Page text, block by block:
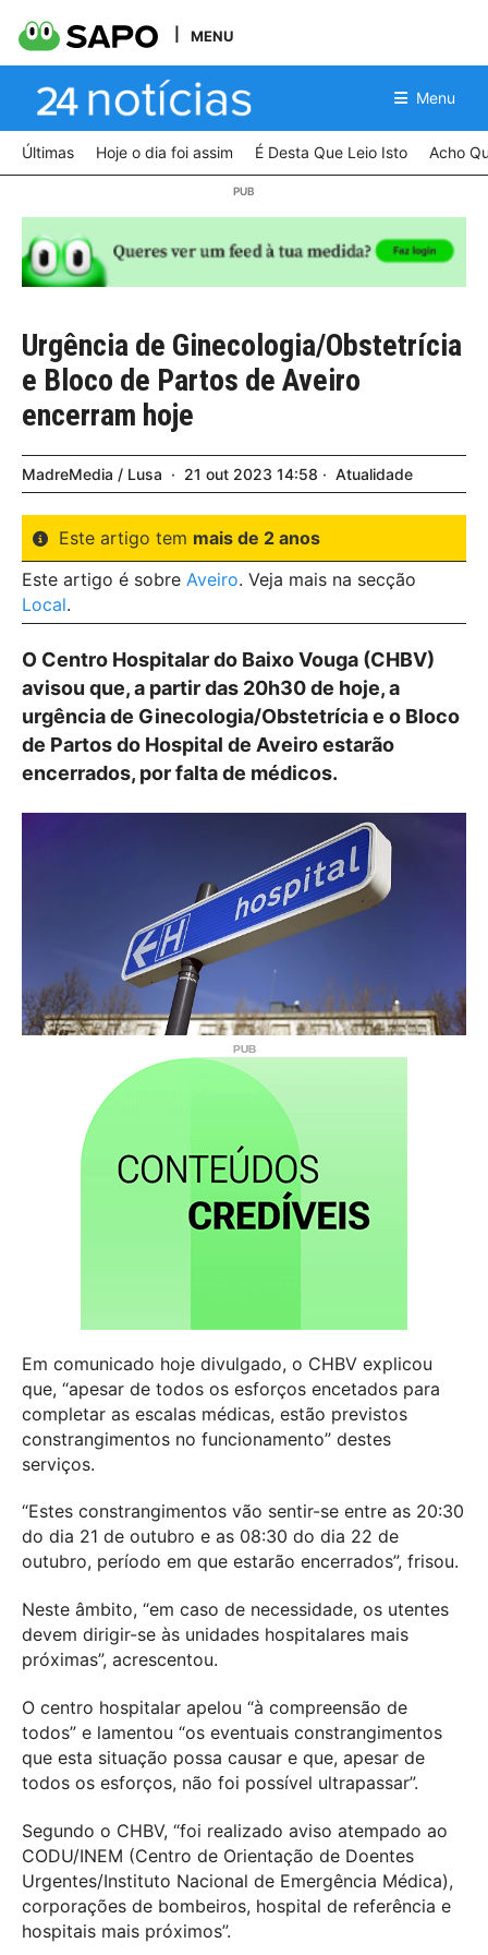
MENU
Menu
Últimas Hoje o dia foi assim É Desta Que Leio Isto Acho
Urgência de Ginecologia/Obstetrícia
e Bloco de Partos de Aveiro
encerram hoje
MadreMedia / Lusa 21 out 2023 14:58 Atualidade
Este artigo tem mais de 2 anos
Este artigo é sobre Aveiro. Veja mais na secção
Local.
O Centro Hospitalar do Baixo Vouga (CHBV)
avisou que, a partir das 20h30 de hoje, a
urgência de Ginecologia/Obstetrícia e o Bloco
de Partos do Hospital de Aveiro estarão
encerrados, por falta de médicos.
Em comunicado hoje divulgado, o CHBV explicou
que, “apesar de todos os esforços encetados para
completar as escalas médicas, estão previstos
constrangimentos no funcionamento” destes
serviços.
“Estes constrangimentos vão sentir-se entre as 20:30
do dia 21 de outubro e as 08:30 do dia 22 de
outubro, período em que estarão encerrados”, frisou.
Neste âmbito, “em caso de necessidade, os utentes
devem dirigir-se às unidades hospitalares mais
próximas”, acrescentou.
O centro hospitalar apelou “à compreensão de
todos” e lamentou “os eventuais constrangimentos
que esta situação possa causar e que, apesar de
todos os esforços, não foi possível ultrapassar”.
Segundo o CHBV, “foi realizado aviso atempado ao
CODU/INEM (Centro de Orientação de Doentes
Urgentes/Instituto Nacional de Emergência Médica),
corporações de bombeiros, hospital de referência e
hospitais mais próximos”.